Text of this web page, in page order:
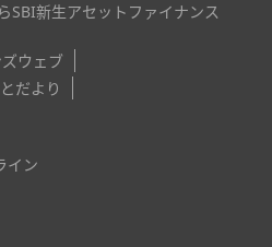
SBI新生アセットファイナンス
ウェブ
だより
イン